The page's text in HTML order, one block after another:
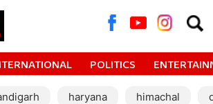
for:
POLITICS
haryana himachal